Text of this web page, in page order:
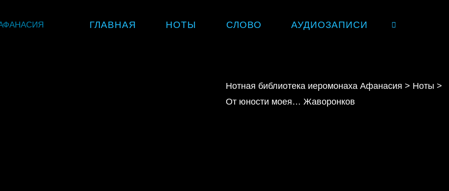
ГЛАВНАЯ НОТЫ СЛОВО АУДИОЗАПИСИ
Нотная библиотека иеромонаха Афанасия > Ноты >
От юности моея… Жаворонков